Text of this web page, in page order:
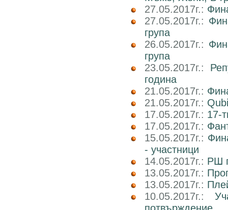
27.05.2017г.:
27.05.2017г.:
група
26.05.2017г.:
група
23.05.2017г.:
година
21.05.2017г.:
21.05.2017г.:
17.05.2017г.: 17-
17.05.2017г.:
15.05.2017г.:
- участници
14.05.2017г.: РШ
13.05.2017г.:
13.05.2017г.:
10.05.2017г.: